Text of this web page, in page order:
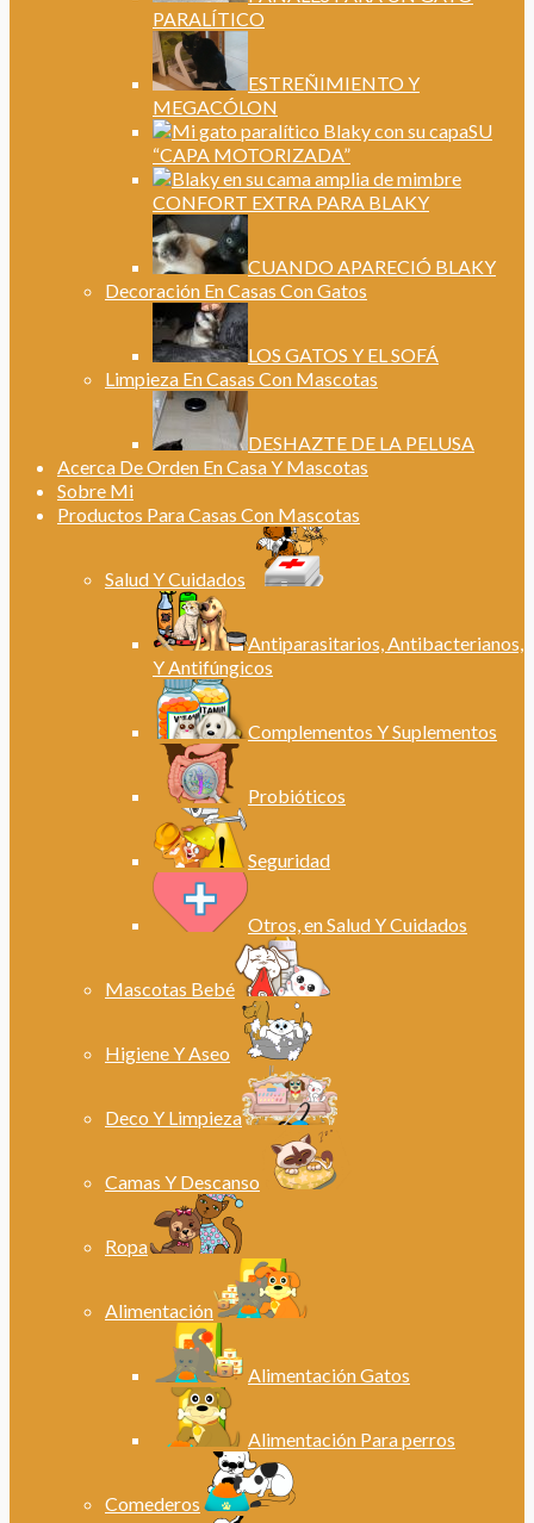
PARALÍTICO
ESTREÑIMIENTO Y
MEGACÓLON
SU
“CAPA MOTORIZADA”
CONFORT EXTRA PARA BLAKY
CUANDO APARECIÓ BLAKY
Decoración En Casas Con Gatos
LOS GATOS Y EL SOFÁ
Limpieza En Casas Con Mascotas
DESHAZTE DE LA PELUSA
Acerca De Orden En Casa Y Mascotas
Sobre Mi
Productos Para Casas Con Mascotas
Salud Y Cuidados
Antiparasitarios, Antibacterianos,
Y Antifúngicos
Complementos Y Suplementos
Probióticos
Seguridad
Otros, en Salud Y Cuidados
Mascotas Bebé
Higiene Y Aseo
Deco Y Limpieza
Camas Y Descanso
Ropa
Alimentación
Alimentación Gatos
Alimentación Para perros
Comederos